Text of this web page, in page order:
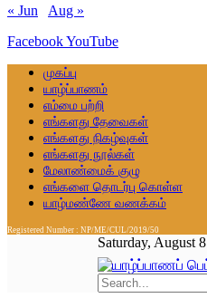
« Jun
Aug »
FacebookYouTube
முகப்பு
யாழ்ப்பாணம்
எம்மை பற்றி
எங்களது தேவைகள்
எங்களது நிகழ்வுகள்
எங்களது நூல்கள்
மேலாண்மைக் குழு
எங்களை தொடர்பு கொள்ள
யாழ்மண்ணே வணக்கம்
Registered Number : NP/ME/CUL/2019/50
Saturday, August 8